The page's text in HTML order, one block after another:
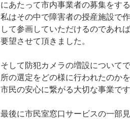
にあたって市内事業者の募集をす
私はその中で障害者の授産施設で
して参画していただけるのであれ
要望させて頂きました。
そして防犯カメラの増設について
所の選定をどの様に行われたのか
市民の安心に繋がる大切な事業です
最後に市民室窓口サービスの一部